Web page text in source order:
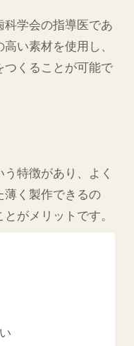
学会の指導医であ
い素材を使用し、
つくることが可能で
特徴があり、よく
薄く製作できるの
がメリットです。